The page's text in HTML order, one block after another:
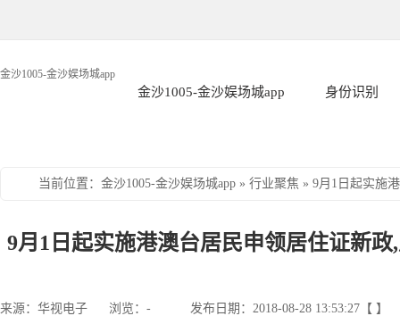
金沙1005-金沙娱场城app
金沙1005-金沙娱场城app 身份识别
当前位置 ： 金沙1005-金沙娱场城app » 行业聚焦 » 9月1日起实施
9月1日起实施港澳台居民申领居住证新
来源：华视电子 浏览： - 发布日期：2018-08-28 13:53:27【 】